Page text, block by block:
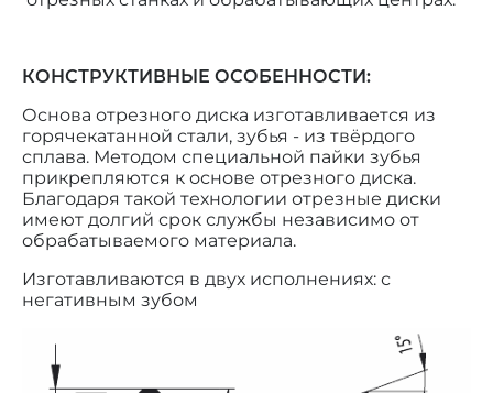
КОНСТРУКТИВНЫЕ ОСОБЕННОСТИ:
Основа отрезного диска изготавливается из
горячекатанной стали, зубья - из твёрдого
сплава. Методом специальной пайки зубья
прикрепляются к основе отрезного диска.
Благодаря такой технологии отрезные диски
имеют долгий срок службы независимо от
обрабатываемого материала.
Изготавливаются в двух исполнениях: с
негативным зубом